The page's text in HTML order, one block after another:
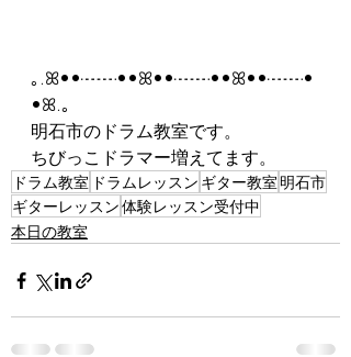
｡.ꕤ••┈┈••ꕤ••┈┈••ꕤ••┈┈•
•ꕤ.｡
明石市のドラム教室です。
ちびっこドラマー増えてます。
ドラム教室 ドラムレッスン ギター教室 明石市
ギターレッスン体験レッスン受付中
本日の教室